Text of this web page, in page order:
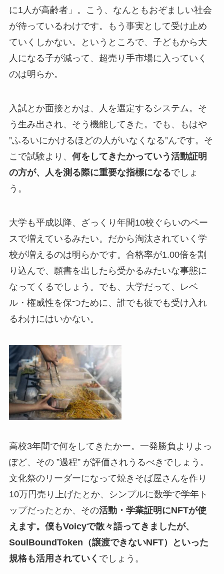
に1人が高齢者」。こう、なんともおぞましい社会
が待っているわけです。もう事実として受け止め
ていくしかない。というところで、子どもから大
人になる子が減って、超売り手市場に入っていく
のは明らか。
入試とか面接とかは、人を選定するシステム。そ
う生み出され、そう機能してきた。でも、もはや
”ふるいにかけるほどの人がいなくなる”んです。そ
こで試験より、 何をしてきたかっていう活動証明
の方が、人を測る際に重要な指標になるでしょ
う。
大学も平成以降、ざっくり年間10校ぐらいのペー
スで増えているみたい。だから淘汰されていく学
校が増えるのは明らかです。合格率が1.00倍を割
り込んで、願書を出したら受かるみたいな事態に
なってくるでしょう。でも、大学だって、レベ
ル・権威性を保つために、誰でも彼でも受け入れ
るわけにはいかない。
高校3年間で何をしてきたかー。一発勝負よりよっ
ぽど、その ”過程” が評価されうるべきでしょう。
文化祭のリーダーになって焼きそば屋さんを作り
10万円売り上げたとか、シンプルに数学で学年ト
ップだったとか、その活動・学業証明にNFTが使
えます。僕もVoicyで散々語ってきましたが、
SoulBoundToken（譲渡できないNFT）といった
規格も活用されていく でしょう。